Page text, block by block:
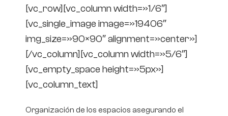
[vc_row][vc_column width=»1/6″]
[vc_single_image image=»19406″
img_size=»90×90″ alignment=»center»]
[/vc_column][vc_column width=»5/6″]
[vc_empty_space height=»5px»]
[vc_column_text]
Organización de los espacios asegurando el